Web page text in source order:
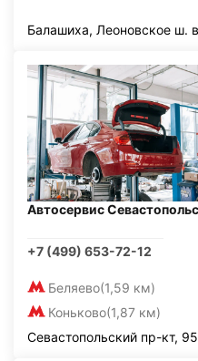
Балашиха, Леоновское ш.
Автосервис
+7 (499) 653-72-12
Беляево(1,59 км)
Коньково(1,87 км)
Севастопольский пр-кт,